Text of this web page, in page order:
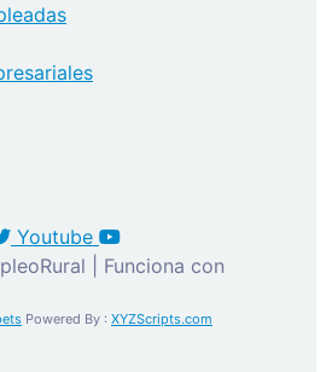
Youtube
| Funciona con
Powered By : XYZScripts.com